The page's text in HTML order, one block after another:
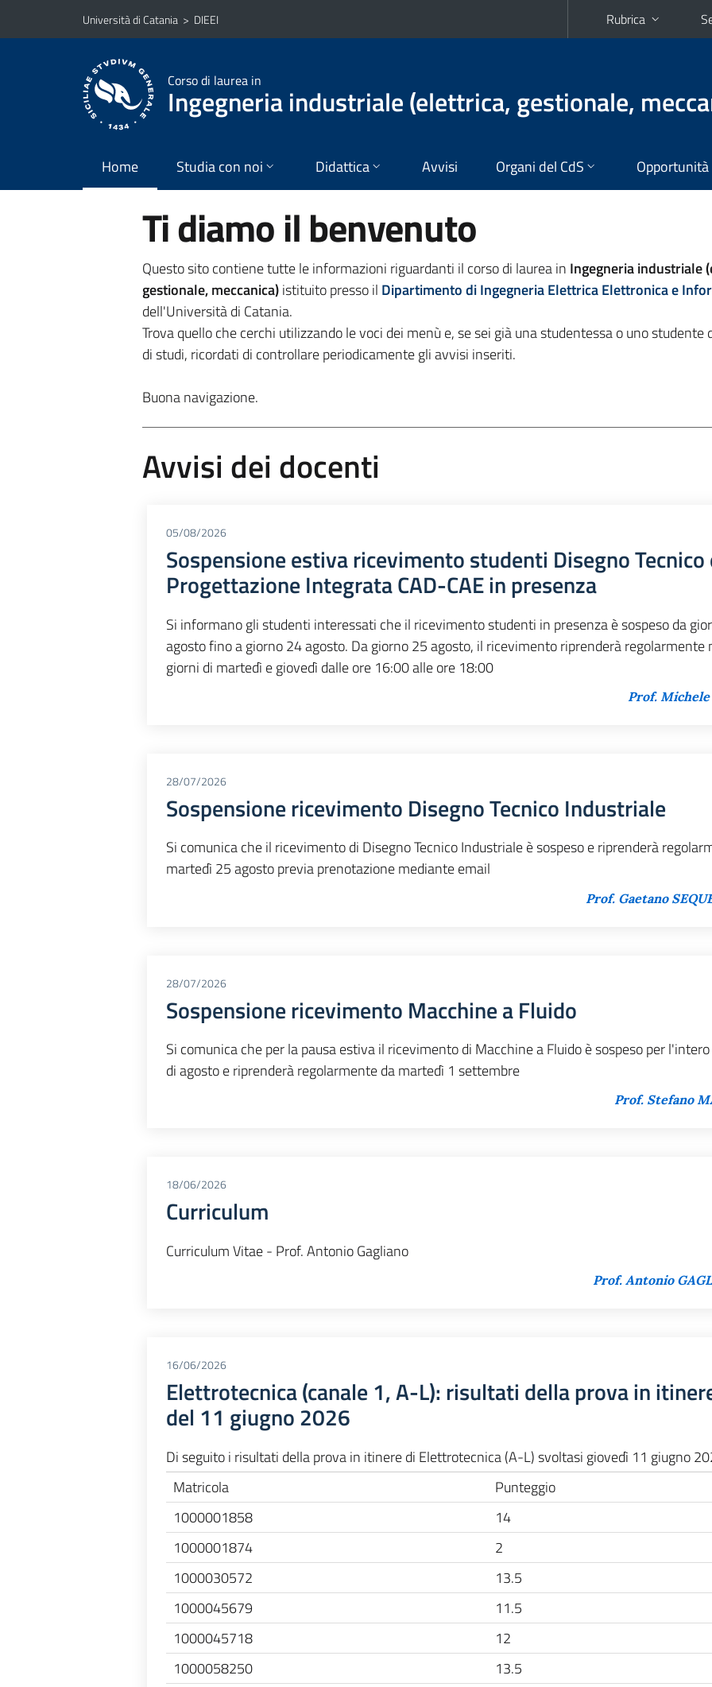
Vai al contenuto principale
Vai al menu di navigazione
Università di Catania > DIEEI Rubrica
Corso di laurea in
Ingegneria industriale (elettrica, gestionale,
Home Studia con noi Didattica Avvisi Organi del CdS Opportunità
Ti diamo il benvenuto
Questo sito contiene tutte le informazioni riguardanti il corso di laurea in Ingegneria industriale
gestionale, meccanica)istituito presso il Dipartimento di Ingegneria Elettrica Elettronica e
dell'Università di Catania.
Trova quello che cerchi utilizzando le voci dei menù e, se sei già una studentessa o uno studente
di studi, ricordati di controllare periodicamente gli avvisi inseriti.
Buona navigazione.
Avvisi dei docenti
05/08/2026
Sospensione estiva ricevimento studenti Disegno Tecnico
Progettazione Integrata CAD-CAE in presenza
Si informano gli studenti interessati che il ricevimento studenti in presenza è sospeso da
agosto fino a giorno 24 agosto. Da giorno 25 agosto, il ricevimento riprenderà regolarmente
giorni di martedì e giovedì dalle ore 16:00 alle ore 18:00
Prof. Michele
28/07/2026
Sospensione ricevimento Disegno Tecnico Industriale
Si comunica che il ricevimento di Disegno Tecnico Industriale è sospeso e riprenderà
martedì 25 agosto previa prenotazione mediante email
Prof. Gaetano
28/07/2026
Sospensione ricevimento Macchine a Fluido
Si comunica che per la pausa estiva il ricevimento di Macchine a Fluido è sospeso per
di agosto e riprenderà regolarmente da martedì 1 settembre
Prof. Stefano
18/06/2026
Curriculum
Curriculum Vitae - Prof. Antonio Gagliano
Prof. Antonio
16/06/2026
Elettrotecnica (canale 1, A-L): risultati della prova in
del 11 giugno 2026
Di seguito i risultati della prova in itinere di Elettrotecnica (A-L) svoltasi giovedì 11 giugno
Matricola
Punteggio
1000001858
14
1000001874
2
1000030572
13.5
1000045679
11.5
1000045718
12
1000058250
13.5